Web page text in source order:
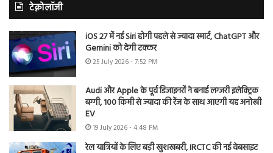
टेक्नोलॉजी
iOS 27 में नई Siri होगी पहले से ज्यादा स्मार्ट, ChatGPT और
Gemini को देगी टक्कर
25 July 2026 - 7:52 PM
Audi और Apple के पूर्व डिजाइनरों ने बनाई लग्जरी इलेक्ट्रिक
बग्गी, 100 किमी से ज्यादा की रेंज के साथ आएगी यह अनोखी
EV
19 July 2026 - 4:48 PM
रेल यात्रियों के लिए बड़ी खुशखबरी, IRCTC की नई वेबसाइट